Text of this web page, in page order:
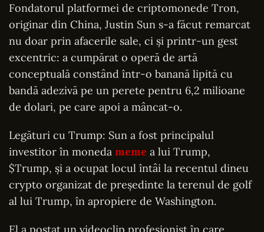
Fondatorul platformei de criptomonede Tron,
originar din China, Justin Sun s-a făcut remarcat
nu doar prin afacerile sale, ci și printr-un gest
excentric: a cumpărat o operă de artă
conceptuală constând într-o banană lipită cu
bandă adezivă pe un perete pentru 6,2 milioane
de dolari, pe care apoi a mâncat-o.
Legături cu Trump: Sun a fost principalul
investitor în moneda meme a lui Trump,
$Trump, și a ocupat locul întâi la recentul dineu
crypto organizat de președinte la terenul de golf
al lui Trump, în apropiere de Washington.
El a postat un videoclip profesionist în care